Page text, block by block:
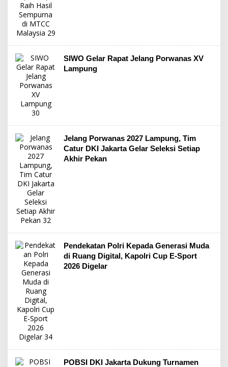
SIWO Gelar Rapat Jelang Porwanas XV
Lampung
Jelang Porwanas 2027 Lampung, Tim
Catur DKI Jakarta Gelar Seleksi Setiap
Akhir Pekan
Pendekatan Polri Kepada Generasi Muda
di Ruang Digital, Kapolri Cup E-Sport
2026 Digelar
POBSI DKI Jakarta Dukung Turnamen